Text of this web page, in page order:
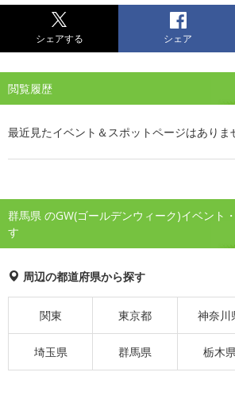
シェアする シェア
閲覧履歴
最近見たイベント＆スポットページはありま
群馬県 のGW(ゴールデンウィーク)イベント
す
周辺の都道府県から探す
関東 東京都 神奈川
埼玉県 群馬県 栃木